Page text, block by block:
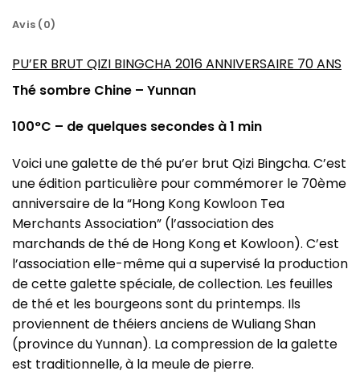
Avis (0)
PU’ER BRUT QIZI BINGCHA 2016 ANNIVERSAIRE 70 ANS
Thé sombre Chine – Yunnan
100°C – de quelques secondes à 1 min
Voici une galette de thé pu’er brut Qizi Bingcha. C’est
une édition particulière pour commémorer le 70ème
anniversaire de la “Hong Kong Kowloon Tea
Merchants Association” (l’association des
marchands de thé de Hong Kong et Kowloon). C’est
l’association elle-même qui a supervisé la production
de cette galette spéciale, de collection. Les feuilles
de thé et les bourgeons sont du printemps. Ils
proviennent de théiers anciens de Wuliang Shan
(province du Yunnan). La compression de la galette
est traditionnelle, à la meule de pierre.